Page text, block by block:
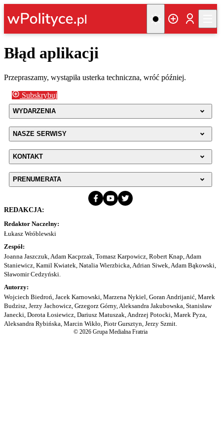
Błąd aplikacji
Przepraszamy, wystąpiła usterka techniczna, wróć później.
Subskrybuj
WYDARZENIA
NASZE SERWISY
KONTAKT
PRENUMERATA
REDAKCJA:
Redaktor Naczelny:
Łukasz Wróblewski
Zespół:
Joanna Jaszczuk, Adam Kacprzak, Tomasz Karpowicz, Robert Knap, Adam
Staniewicz, Kamil Kwiatek, Natalia Wierzbicka, Adrian Siwek, Adam Bąkowski,
Sławomir Cedzyński.
Autorzy:
Wojciech Biedroń, Jacek Karnowski, Marzena Nykiel, Goran Andrijanić, Marek
Budzisz, Jerzy Jachowicz, Grzegorz Górny, Aleksandra Jakubowska, Stanisław
Janecki, Dorota Łosiewicz, Dariusz Matuszak, Andrzej Potocki, Marek Pyza,
Aleksandra Rybińska, Marcin Wikło, Piotr Gursztyn, Jerzy Szmit.
© 2026 Grupa Medialna Fratria